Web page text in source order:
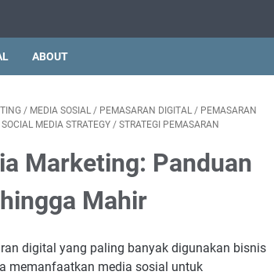
ABOUT
/ MEDIA SOSIAL / PEMASARAN DIGITAL / PEMASARAN
SOCIAL MEDIA STRATEGY / STRATEGI PEMASARAN
Marketing: Panduan
Mahir
digital yang paling banyak digunakan bisnis
memanfaatkan media sosial untuk